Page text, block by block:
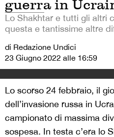
guerra in
Lo Shakhtar e tutti gli altri
questa e tantissime altre
di Redazione Undici
23 Giugno 2022 alle 16:59
Lo scorso 24 febbraio, il
dell’invasione russa in
campionato di massima
sospesa. In testa c’era lo